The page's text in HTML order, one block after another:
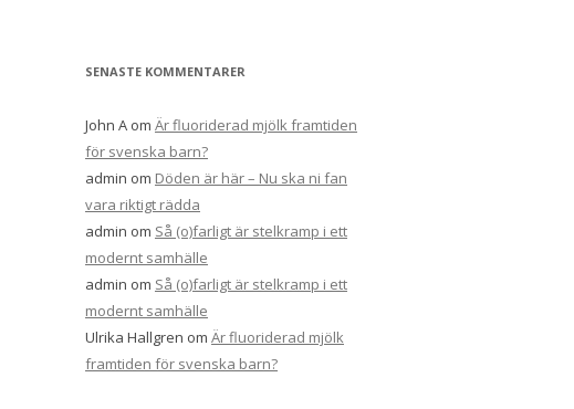
SENASTE KOMMENTARER
John A om Är fluoriderad mjölk framtiden
för svenska barn?
admin om Döden är här – Nu ska ni fan
vara riktigt rädda
admin om Så (o)farligt är stelkramp i ett
modernt samhälle
admin om Så (o)farligt är stelkramp i ett
modernt samhälle
Ulrika Hallgren om Är fluoriderad mjölk
framtiden för svenska barn?